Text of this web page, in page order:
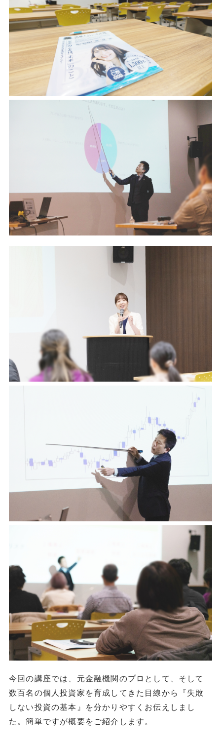
今回の講座では、元金融機関のプロとして、そして
数百名の個人投資家を育成してきた目線から『失敗
しない投資の基本』を分かりやすくお伝えしまし
た。簡単ですが概要をご紹介します。